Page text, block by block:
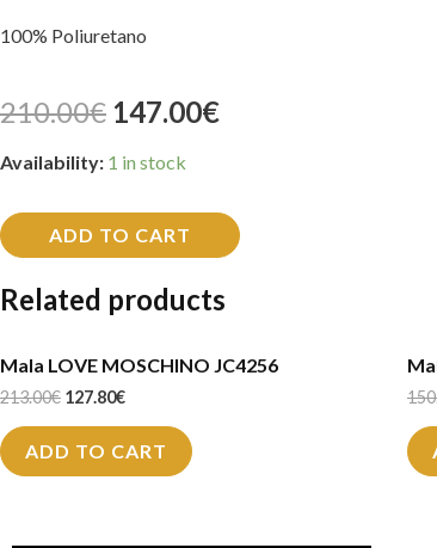
100% Poliuretano
210.00€ 147.00€
Availability: 1 in stock
ADD TO CART
Related products
Mala LOVE MOSCHINO JC4256
213.00€ 127.80€
ADD TO CART